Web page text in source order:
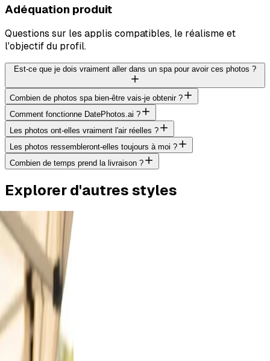
Adéquation produit
Questions sur les applis compatibles, le réalisme et
l'objectif du profil.
Est-ce que je dois vraiment aller dans un spa pour avoir ces photos ?
Combien de photos spa bien-être vais-je obtenir ?
Comment fonctionne DatePhotos.ai ?
Les photos ont-elles vraiment l'air réelles ?
Les photos ressembleront-elles toujours à moi ?
Combien de temps prend la livraison ?
Explorer d'autres styles